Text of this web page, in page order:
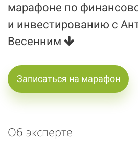
марафоне по
и инвестированию с
Весенним
Записаться на марафон
Об эксперте